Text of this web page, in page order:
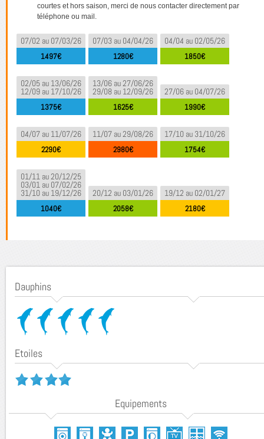
Dauphins
Etoiles
Equipements
courtes et hors saison, merci de nous contacter directement par
téléphone ou mail.
07/02 au 07/03/26
1497€
07/03 au 04/04/26
1280€
04/04 au 02/05/26
1850€
02/05 au 13/06/26
12/09 au 17/10/26
1375€
13/06 au 27/06/26
29/08 au 12/09/26
1625€
27/06 au 04/07/26
1990€
04/07 au 11/07/26
2290€
11/07 au 29/08/26
2980€
17/10 au 31/10/26
1754€
01/11 au 20/12/25
03/01 au 07/02/26
31/10 au 19/12/26
1040€
20/12 au 03/01/26
2058€
19/12 au 02/01/27
2180€